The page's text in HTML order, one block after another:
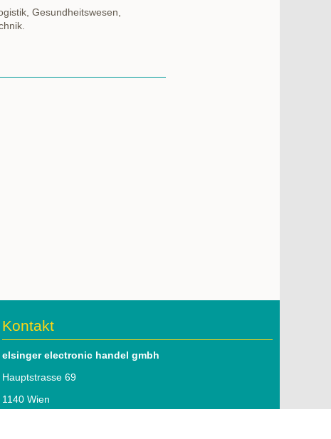
Gesundheitswesen,
Kontakt
elsinger electronic handel gmbh
Hauptstrasse 69
1140 Wien